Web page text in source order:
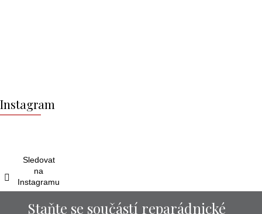
á
p
Instagram
Sledovat
na
Instagramu
Staňte se součástí reparádnické